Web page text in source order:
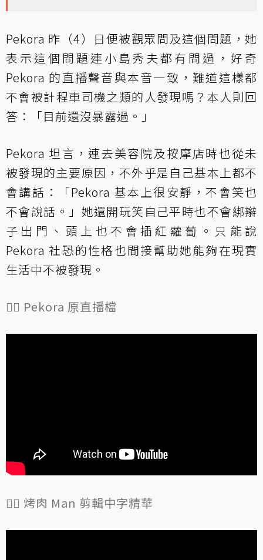
Pekora 昨（4）日便被觀眾問及這個問題，她
表示這個問題連小島秀夫都有問過，好奇
Pekora 的直播聲音與本音一致，難道這樣都
不會被計程車司機之類的人發現嗎？本人則回
答：「目前還沒暴露過。」
Pekora 坦言，連去美容院及按摩店時也從未
被發現的主要原因，不外乎是自己基本上都不
會講話：「Pekora 基本上很安靜，不會笑也
不會說話。」她還開玩笑自己平時也不會綁辮
子出門、頭上也不會插紅蘿蔔。只能說
Pekora 社恐的性格也間接幫助她能夠在現實
生活中不被發現。
👯‍♀️ Pekora 原直播檔
👯‍♀️ 烤肉 Man 剪輯中字精華